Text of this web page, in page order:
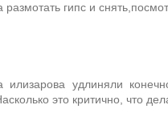
гипс и
удлиняли
это критично, что